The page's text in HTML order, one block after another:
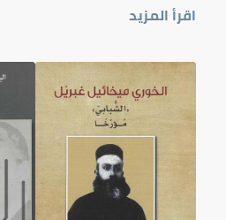
اقرأ المزيد